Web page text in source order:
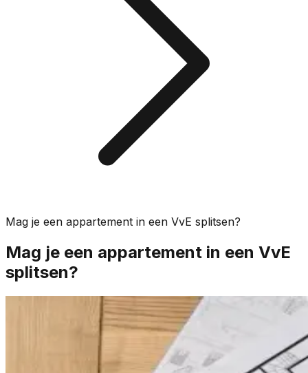
Mag je een appartement in een VvE splitsen?
Mag je een appartement in een VvE
splitsen?